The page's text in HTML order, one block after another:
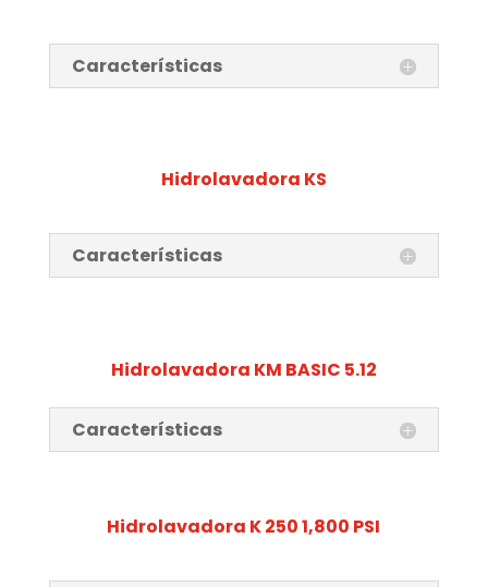
Características
Hidrolavadora KS
Características
Hidrolavadora KM BASIC 5.12
Características
Hidrolavadora K 250 1,800 PSI